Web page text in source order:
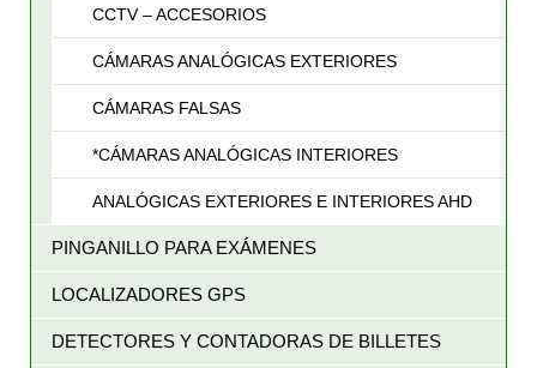
CCTV – ACCESORIOS
CÁMARAS ANALÓGICAS EXTERIORES
CÁMARAS FALSAS
*CÁMARAS ANALÓGICAS INTERIORES
ANALÓGICAS EXTERIORES E INTERIORES AHD
PINGANILLO PARA EXÁMENES
LOCALIZADORES GPS
DETECTORES Y CONTADORAS DE BILLETES